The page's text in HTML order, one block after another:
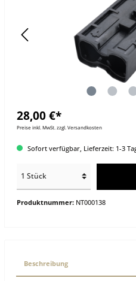
28,00 €*
Preise inkl. MwSt. zzgl. Versandkosten
Sofort verfügbar, Lieferzeit: 1-3
Produktnummer: NT000138
Beschreibung